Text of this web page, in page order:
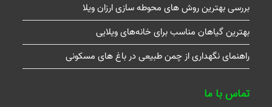
بررسی بهترین روش های محوطه سازی ارزان ویلا
بهترین گیاهان مناسب برای خانه‌های ویلایی
راهنمای نگهداری از چمن طبیعی در باغ های مسکونی
تماس با ما